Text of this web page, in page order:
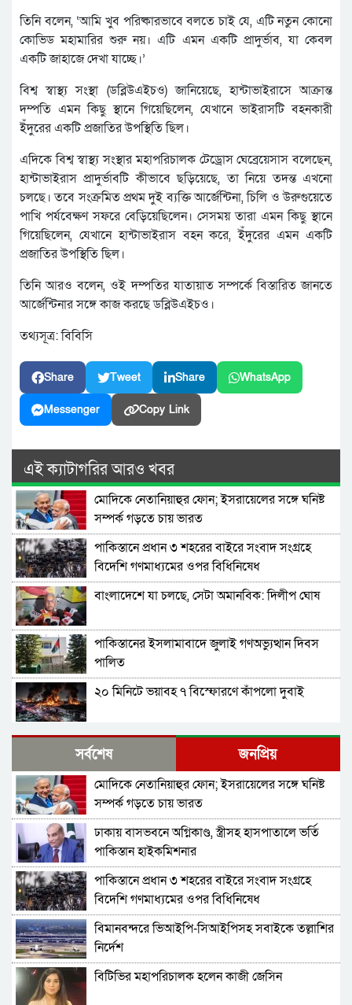
তিনি বলেন, ‘আমি খুব পরিষ্কারভাবে বলতে চাই যে, এটি নতুন কোনো
কোভিড মহামারির শুরু নয়। এটি এমন একটি প্রাদুর্ভাব, যা কেবল
একটি জাহাজে দেখা যাচ্ছে।’
বিশ্ব স্বাস্থ্য সংস্থা (ডব্লিউএইচও) জানিয়েছে, হান্টাভাইরাসে আক্রান্ত
দম্পতি এমন কিছু স্থানে গিয়েছিলেন, যেখানে ভাইরাসটি বহনকারী
ইঁদুরের একটি প্রজাতির উপস্থিতি ছিল।
এদিকে বিশ্ব স্বাস্থ্য সংস্থার মহাপরিচালক টেড্রোস ঘেব্রেয়েসাস বলেছেন,
হান্টাভাইরাস প্রাদুর্ভাবটি কীভাবে ছড়িয়েছে, তা নিয়ে তদন্ত এখনো
চলছে। তবে সংক্রমিত প্রথম দুই ব্যক্তি আর্জেন্টিনা, চিলি ও উরুগুয়েতে
পাখি পর্যবেক্ষণ সফরে বেড়িয়েছিলেন। সেসময় তারা এমন কিছু স্থানে
গিয়েছিলেন, যেখানে হান্টাভাইরাস বহন করে, ইঁদুরের এমন একটি
প্রজাতির উপস্থিতি ছিল।
তিনি আরও বলেন, ওই দম্পতির যাতায়াত সম্পর্কে বিস্তারিত জানতে
আর্জেন্টিনার সঙ্গে কাজ করছে ডব্লিউএইচও।
তথ্যসূত্র: বিবিসি
Share Tweet Share WhatsApp
Messenger Copy Link
এই ক্যাটাগরির আরও খবর
মোদিকে নেতানিয়াহুর ফোন; ইসরায়েলের সঙ্গে ঘনিষ্ট
সম্পর্ক গড়তে চায় ভারত
পাকিস্তানে প্রধান ৩ শহরের বাইরে সংবাদ সংগ্রহে
বিদেশি গণমাধ্যমের ওপর বিধিনিষেধ
বাংলাদেশে যা চলছে, সেটা অমানবিক: দিলীপ ঘোষ
পাকিস্তানের ইসলামাবাদে জুলাই গণঅভ্যুত্থান দিবস
পালিত
২০ মিনিটে ভয়াবহ ৭ বিস্ফোরণে কাঁপলো দুবাই
ইরাক সফরে হঠাৎ ইরানের পররাষ্ট্রমন্ত্রী আব্বাস
আরাগচি
শেখ হাসিনার বক্তব্য দেওয়ার সঙ্গে ভারত সরকারের
কোনও সম্পর্ক নেই: রণধীর জয়সোয়াল
ভারত সীমান্তে ২৫০টি অত্যাধুনিক চীনা যুদ্ধযান
মোতায়েন করলো পাকিস্তান
শ্রীলঙ্কার কারাগারে আবার দাঙ্গা, পরিস্থিতিতে নিয়ন্ত্রণে
সেনা মোতায়েন
বাংলাদেশ থেকে আসা হিন্দু-বৌদ্ধ-খ্রিস্টানরা
অনুপ্রবেশকারী নন: শুভেন্দু
চলতি সপ্তাহে ইরানে ভয়াবহ হামলার প্রস্তুতি নিচ্ছে
সর্বশেষ জনপ্রিয়
মোদিকে নেতানিয়াহুর ফোন; ইসরায়েলের সঙ্গে ঘনিষ্ট
সম্পর্ক গড়তে চায় ভারত
ঢাকায় বাসভবনে অগ্নিকাণ্ড, স্ত্রীসহ হাসপাতালে ভর্তি
পাকিস্তান হাইকমিশনার
পাকিস্তানে প্রধান ৩ শহরের বাইরে সংবাদ সংগ্রহে
বিদেশি গণমাধ্যমের ওপর বিধিনিষেধ
বিমানবন্দরে ভিআইপি-সিআইপিসহ সবাইকে তল্লাশির
নির্দেশ
বিটিভির মহাপরিচালক হলেন কাজী জেসিন